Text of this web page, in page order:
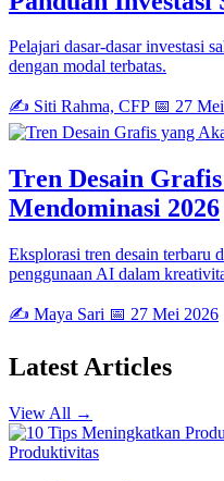
Pelajari dasar-dasar investasi
dengan modal terbatas.
✍️ Siti Rahma, CFP 📅 27
Tren Desain
Mendominasi 2026
Eksplorasi tren desain terbaru
penggunaan AI dalam
✍️ Maya Sari 📅 27 Mei 2026
Latest Articles
View All →
Produktivitas